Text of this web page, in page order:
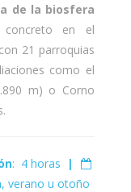
de la biosfera
en el
21 parroquias
como el
m) o Corno
: 4 horas
|
verano u otoño